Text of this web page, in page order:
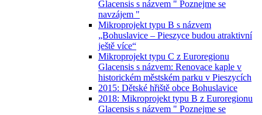
Glacensis s názvem " Poznejme se
navzájem "
Mikroprojekt typu B s názvem
„Bohuslavice – Pieszyce budou atraktivní
ještě více“
Mikroprojekt typu C z Euroregionu
Glacensis s názvem: Renovace kaple v
historickém městském parku v Pieszycích
2015: Dětské hřiště obce Bohuslavice
2018: Mikroprojekt typu B z Euroregionu
Glacensis s názvem " Poznejme se